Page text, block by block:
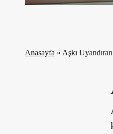
Anasayfa » Aşkı